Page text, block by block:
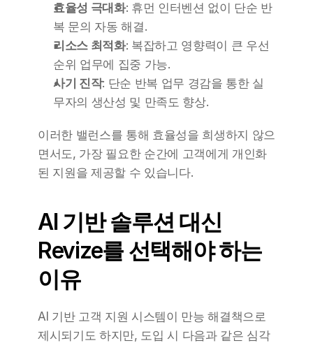
효율성 극대화: 휴먼 인터벤션 없이 단순 반
복 문의 자동 해결.
리소스 최적화: 복잡하고 영향력이 큰 우선
순위 업무에 집중 가능.
사기 진작: 단순 반복 업무 경감을 통한 실
무자의 생산성 및 만족도 향상.
이러한 밸런스를 통해 효율성을 희생하지 않으
면서도, 가장 필요한 순간에 고객에게 개인화
된 지원을 제공할 수 있습니다.
AI 기반 솔루션 대신
Revize를 선택해야 하는
이유
AI 기반 고객 지원 시스템이 만능 해결책으로
제시되기도 하지만, 도입 시 다음과 같은 심각